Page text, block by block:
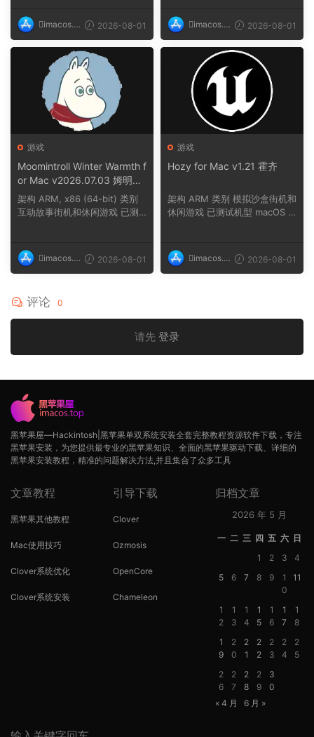
imacos.t
op
2026-08-01
imacos.t
op
2026-08-01
游戏
Moomintroll Winter Warmth f
or Mac v2026.07.03 姆明冬
日暖阳
架构 ARM, x86 (64-bit) 类别
互动故事街机和休闲游戏 已测
imacos.t
op
2026-08-01
游戏
Hozy for Mac v1.21 霍齐
架构 ARM 类别 模拟沙盒街机和
休闲游戏 已测试机型 macOS T
imacos.t
op
2026-08-01
评论 0
请先 登录
黑苹果屋—Hackintosh|黑苹果单双系统安装全套完整教程资源软件下载，专注
黑苹果安装，为您提供最专业的黑苹果知识、全面的黑苹果驱动下载、详细的
黑苹果安装教程，精准的问题解决方法,并且集合了众多工具
文章教程
黑苹果其他教程
Mac使用技巧
Clover系统优化
Clover系统安装
引导下载
Clover
Ozmosis
OpenCore
Chameleon
归档文章
2026 年 5 月
一 二 三 四 五 六 日
1
2 3
4
5
6 7 8 9
1
0
11
1
2
1
3
1
4
1
5
1
6
1
7
1
8
1
9
2
0
2
1
2
2
2
3
2
4
2
5
2
6
2
7
2
8
2
9
3
0
« 4 月
6 月 »